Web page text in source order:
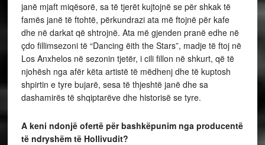
janë mjaft miqësorë, sa të tjerët kujtojnë se për shkak të
famës janë të ftohtë, përkundrazi ata më ftojnë për kafe
dhe në darkat që shtrojnë. Ata më gjenden pranë edhe në
çdo fillimsezoni të “Dancing ëith the Stars”, madje të ftoj në
Los Anxhelos në sezonin tjetër, i cili fillon në shkurt, që të
njohësh nga afër këta artistë të mëdhenj dhe të kuptosh
shpirtin e tyre bujarë, sesa të thjeshtë janë dhe sa
dashamirës të shqiptarëve dhe historisë se tyre.
A keni ndonjë ofertë për bashkëpunim nga producentë
të ndryshëm të Hollivudit?